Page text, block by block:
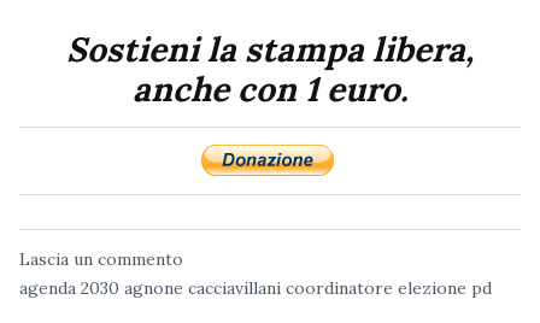
Sostieni la stampa libera,
anche con 1 euro.
Lascia un commento
agenda 2030 agnone cacciavillani coordinatore elezione pd